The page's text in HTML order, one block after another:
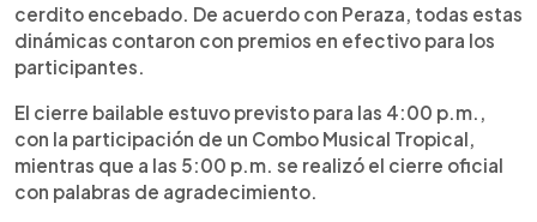
cerdito encebado. De acuerdo con Peraza, todas estas
dinámicas contaron con premios en efectivo para los
participantes.
El cierre bailable estuvo previsto para las 4:00 p.m.,
con la participación de un Combo Musical Tropical,
mientras que a las 5:00 p.m. se realizó el cierre oficial
con palabras de agradecimiento.